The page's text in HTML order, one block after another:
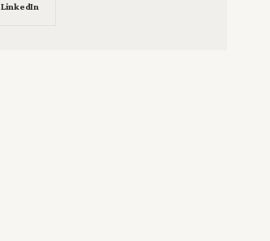
LinkedIn